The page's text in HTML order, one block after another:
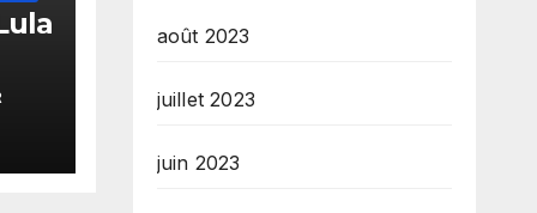
août 2023
juillet 2023
juin 2023